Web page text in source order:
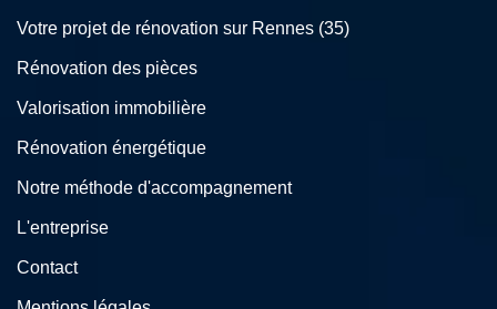
Votre projet de rénovation sur Rennes (35)
Rénovation des pièces
Valorisation immobilière
Rénovation énergétique
Notre méthode d'accompagnement
L'entreprise
Contact